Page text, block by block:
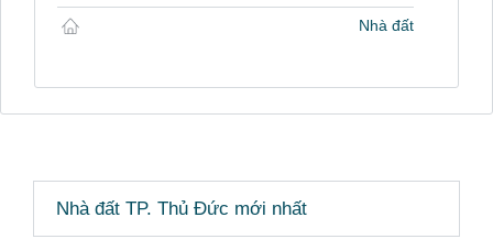
Nhà đất
Nhà đất TP. Thủ Đức mới nhất